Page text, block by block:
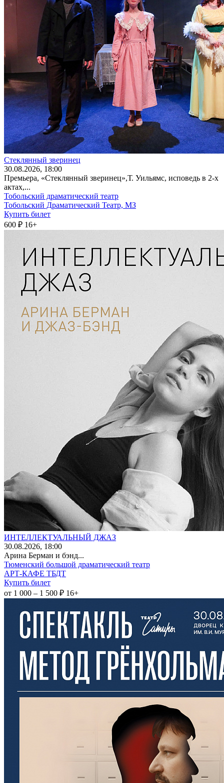
Стеклянный зверинец
30.08.2026, 18:00
Премьера, «Стеклянный зверинец»,Т. Уильямс, исповедь в 2-х
актах,...
Тобольский драматический театр
Тобольский Драматический Театр, МЗ
Купить билет
600 ₽ 16+
ИНТЕЛЛЕКТУАЛЬНЫЙ ДЖАЗ
30.08.2026, 18:00
Арина Берман и бэнд...
Тюменский большой драматический театр
АРТ-КАФЕ ТБДТ
Купить билет
от 1 000 – 1 500 ₽ 16+